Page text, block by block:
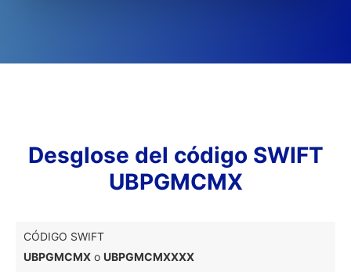
Desglose del código SWIFT
UBPGMCMX
CÓDIGO SWIFT
UBPGMCMX o UBPGMCMXXXX